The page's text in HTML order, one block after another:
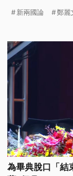
麗文，人在華
上，鄭麗文也沒
新兩國論 鄭麗
為畢典脫口「結